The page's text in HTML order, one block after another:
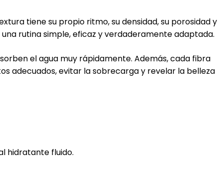
tiene su propio ritmo, su densidad, su porosidad y
rutina simple, eficaz y verdaderamente adaptada.
el agua muy rápidamente. Además, cada fibra
adecuados, evitar la sobrecarga y revelar la belleza
hidratante fluido.